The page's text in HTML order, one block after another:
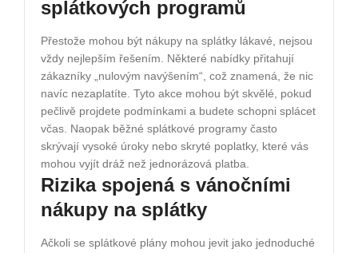
splátkových programů
Přestože mohou být nákupy na splátky lákavé, nejsou
vždy nejlepším řešením. Některé nabídky přitahují
zákazníky „nulovým navýšením“, což znamená, že nic
navíc nezaplatíte. Tyto akce mohou být skvělé, pokud
pečlivě projdete podmínkami a budete schopni splácet
včas. Naopak běžné splátkové programy často
skrývají vysoké úroky nebo skryté poplatky, které vás
mohou vyjít dráž než jednorázová platba.
Rizika spojená s vánočními
nákupy na splátky
Ačkoli se splátkové plány mohou jevit jako jednoduché